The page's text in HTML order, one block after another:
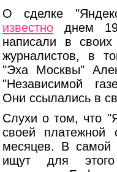
О сделке
известно днем 19
написали в своих
журналистов, в
"Эха Москвы"
"Независимой
Они ссылались в
Слухи о том, что
своей платежной
месяцев. В самой
ищут для этого